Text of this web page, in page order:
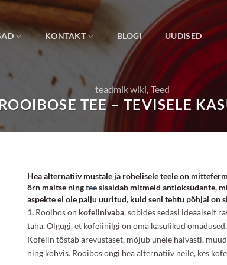
KONTAKT BLOGI UUDISED
teadmik wiki,Teed
TEE – TEVISELE
Hea alternatiiv mustale ja rohelisele teele on
õrn maitse ningteesisaldab mitmeid antioksüdante,
aspekte ei ole palju uuritud, kuid seni tehtu põhjal on
1.Rooibos on kofeiinivaba, sobides sedasi ideaalselt
taha. Olgugi, et kofeiinilgi on oma kasulikud
Kofeiin tõstab ärevustaset, mõjub unele halvasti,
ning kohvis. Rooibos ongi hea alternatiiv neile, kes